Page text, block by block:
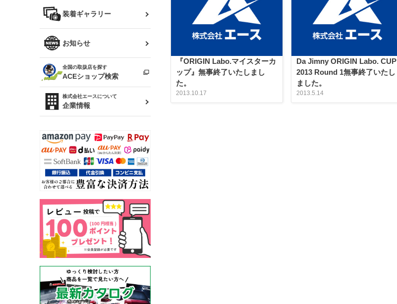
クラウンマジェスタ
アリスト
ソアラ
アルテッツァ
プロボックス
RAV4
Z32 フェアレディZ
R34 スカイライン
スカイライン
（ER34/R33/ECR33/R32）
キャラバン
ローレル
セフィーロ
バッグ
ファッション小物
雑貨・ステーショナリー
ベビー用品
装着ギャラリー
お知らせ
全国の取扱店を探す
ACEショップ検索
株式会社エースについて
企業情報
『ORIGIN Labo.マイスターカ
ップ』無事終了いたしまし
た。
2013.10.17
Da Jimny ORIGIN Labo. CUP
2013 Round 1無事終了いたし
ました。
2013.5.14